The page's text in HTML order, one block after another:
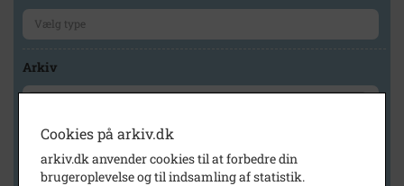
Arkiv
Geografi
Cookies på arkiv.dk
arkiv.dk anvender cookies til at forbedre din
brugeroplevelse og til indsamling af statistik.